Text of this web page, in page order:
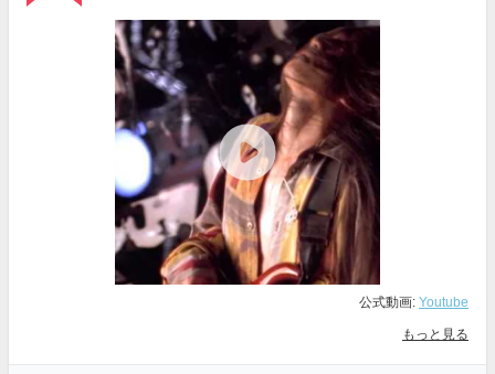
公式動画: Youtube
もっと見る